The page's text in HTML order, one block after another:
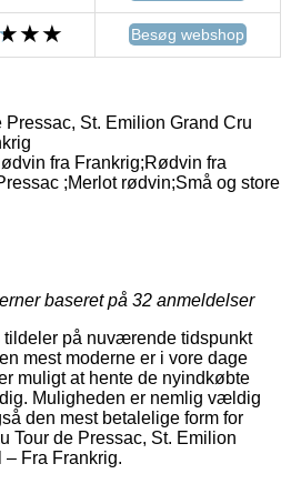
Besøg webshop
Pressac, St. Emilion Grand Cru
fra Frankrig;Rødvin fra
;Merlot rødvin;Små og store
baseret på 32 anmeldelser
på nuværende tidspunkt
mest moderne er i vore dage
muligt at hente de nyindkøbte
Muligheden er nemlig vældig
den mest betalelige form for
Tour de Pressac, St. Emilion
– Fra Frankrig.